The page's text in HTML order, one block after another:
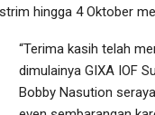
hingga 4 Oktober
“Terima kasih telah
dimulainya GIXA IOF
Bobby Nasution